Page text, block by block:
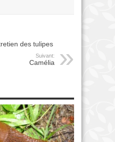
des tulipes
Suivant:
Camélia